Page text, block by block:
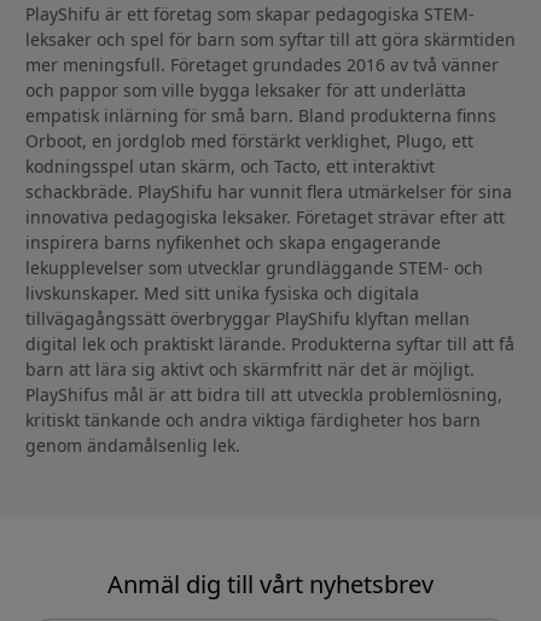
PlayShifu är ett företag som skapar pedagogiska STEM-
leksaker och spel för barn som syftar till att göra skärmtiden
mer meningsfull. Företaget grundades 2016 av två vänner
och pappor som ville bygga leksaker för att underlätta
empatisk inlärning för små barn. Bland produkterna finns
Orboot, en jordglob med förstärkt verklighet, Plugo, ett
kodningsspel utan skärm, och Tacto, ett interaktivt
schackbräde. PlayShifu har vunnit flera utmärkelser för sina
innovativa pedagogiska leksaker. Företaget strävar efter att
inspirera barns nyfikenhet och skapa engagerande
lekupplevelser som utvecklar grundläggande STEM- och
livskunskaper. Med sitt unika fysiska och digitala
tillvägagångssätt överbryggar PlayShifu klyftan mellan
digital lek och praktiskt lärande. Produkterna syftar till att få
barn att lära sig aktivt och skärmfritt när det är möjligt.
PlayShifus mål är att bidra till att utveckla problemlösning,
kritiskt tänkande och andra viktiga färdigheter hos barn
genom ändamålsenlig lek.
Anmäl dig till vårt nyhetsbrev